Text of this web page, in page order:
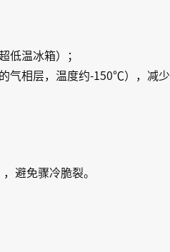
低温冰箱）；
气相层，温度约-150℃），减少
避免骤冷脆裂。